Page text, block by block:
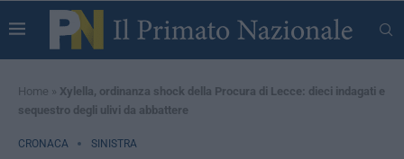
Home » Xylella, ordinanza shock della Procura di Lecce: dieci indagati e
sequestro degli ulivi da abbattere
CRONACA SINISTRA